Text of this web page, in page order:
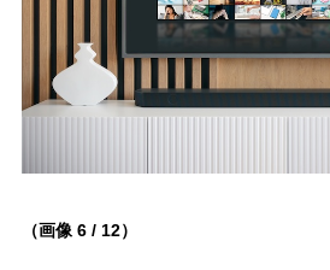
（画像 6 / 12）